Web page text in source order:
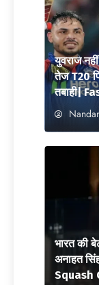
युवराज
तेज T20
तबाही|
भारत की
अनाहत
Squash